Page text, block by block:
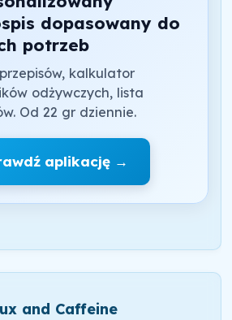
dopasowany do
potrzeb
kalkulator
odżywczych, lista
Od 22 gr dziennie.
aplikację →
and Caffeine